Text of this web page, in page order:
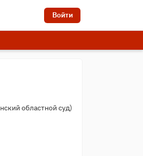
Войти
областной суд)